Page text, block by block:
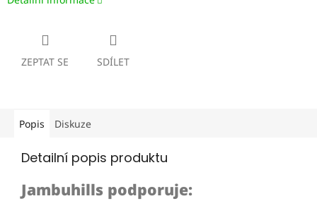
ZEPTAT SE SDÍLET
Popis Diskuze
Detailní popis produktu
Jambuhills podporuje: